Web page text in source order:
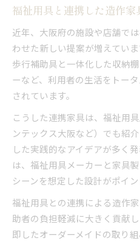
福祉用具と連携した造作家
近年、大阪府の施設や店舗で
わせた新しい提案が増えてい
歩行補助具と一体化した収納
ーなど、利用者の生活をトー
されています。
こうした連携家具は、福祉用
ンテックス大阪など）でも紹
した実践的なアイデアが多く
は、福祉用具メーカーと家具
シーンを想定した設計がポイン
福祉用具との連携による造作
助者の負担軽減に大きく貢献
即したオーダーメイドの取り組